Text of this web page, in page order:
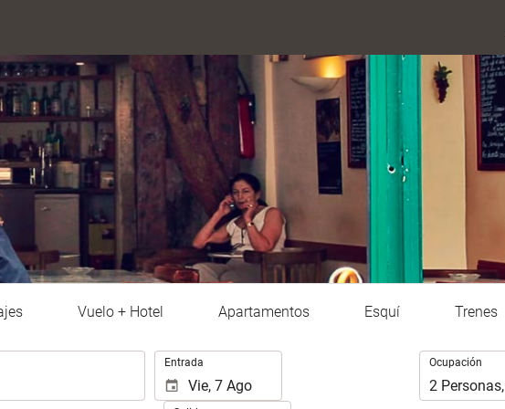
Vuelo + Hotel Apartamentos Esquí Trenes
Introduzca
las
fechas
Entrada Ocupación
Ocupación
2 Personas,